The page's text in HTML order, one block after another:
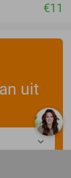
€11
uit